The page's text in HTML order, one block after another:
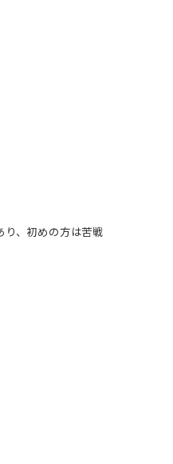
り、初めの方は苦戦